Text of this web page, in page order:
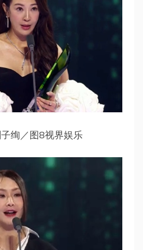
绚／图8视界娱乐